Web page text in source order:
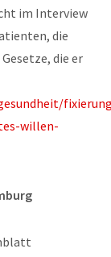
im Interview
die
die er
willen-